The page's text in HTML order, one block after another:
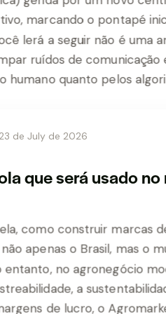
23 de July de 2026
que será usado